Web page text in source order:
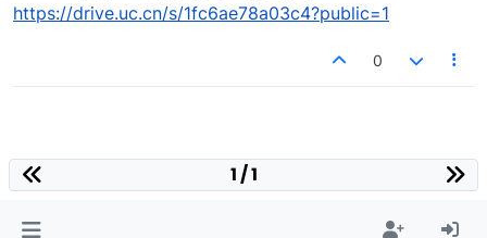
https://drive.uc.cn/s/1fc6ae78a03c4?public=1
0
1 / 1